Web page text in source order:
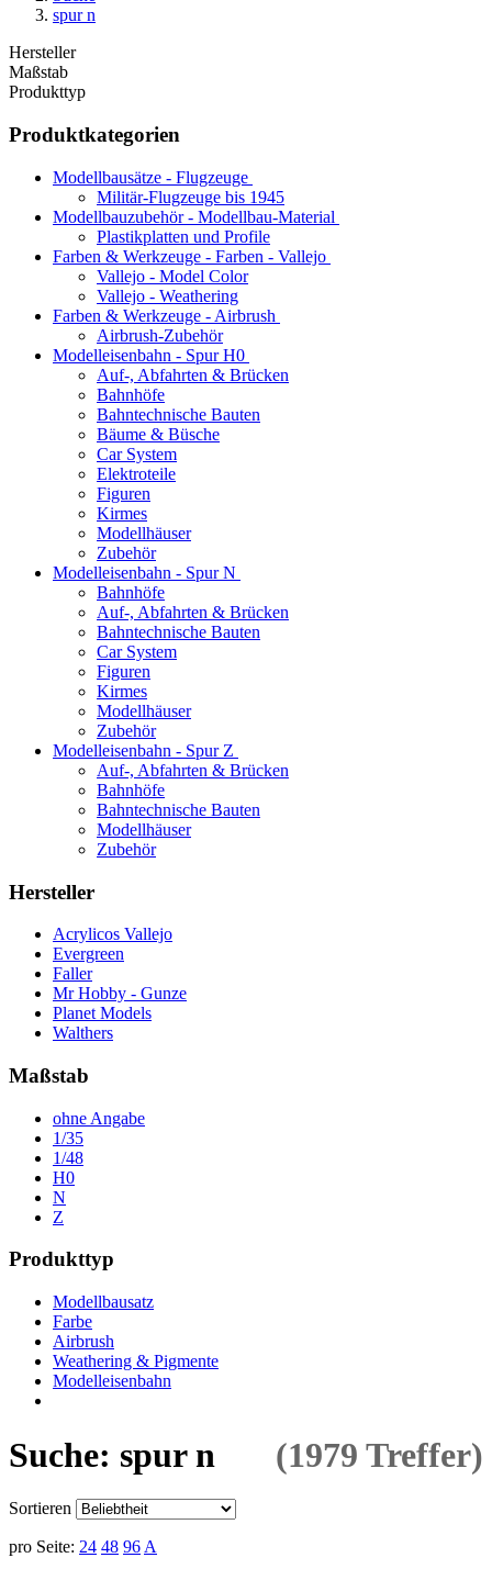
spur n
Hersteller
Maßstab
Produkttyp
Produktkategorien
Modellbausätze - Flugzeuge
Militär-Flugzeuge bis 1945
Modellbauzubehör - Modellbau-Material
Plastikplatten und Profile
Farben & Werkzeuge - Farben - Vallejo
Vallejo - Model Color
Vallejo - Weathering
Farben & Werkzeuge - Airbrush
Airbrush-Zubehör
Modelleisenbahn - Spur H0
Auf-, Abfahrten & Brücken
Bahnhöfe
Bahntechnische Bauten
Bäume & Büsche
Car System
Elektroteile
Figuren
Kirmes
Modellhäuser
Zubehör
Modelleisenbahn - Spur N
Bahnhöfe
Auf-, Abfahrten & Brücken
Bahntechnische Bauten
Car System
Figuren
Kirmes
Modellhäuser
Zubehör
Modelleisenbahn - Spur Z
Auf-, Abfahrten & Brücken
Bahnhöfe
Bahntechnische Bauten
Modellhäuser
Zubehör
Hersteller
Acrylicos Vallejo
Evergreen
Faller
Mr Hobby - Gunze
Planet Models
Walthers
Maßstab
ohne Angabe
1/35
1/48
H0
N
Z
Produkttyp
Modellbausatz
Farbe
Airbrush
Weathering & Pigmente
Modelleisenbahn
Suche: spur n (1979 Treffer)
Sortieren
pro Seite: 24 48 96 A